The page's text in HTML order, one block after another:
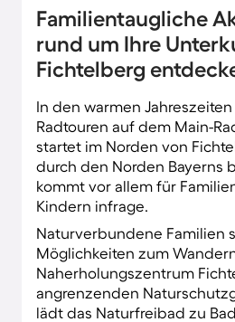
beliebtes Ski-Zentrum.
Familientaugliche
rund um Ihre
Fichtelberg
In den warmen
Radtouren auf dem Main-
startet im Norden von
durch den Norden Bayerns
kommt vor allem für
Kindern infrage.
Naturverbundene Familien
Möglichkeiten zum
Naherholungszentrum
angrenzenden
lädt das Naturfreibad zu